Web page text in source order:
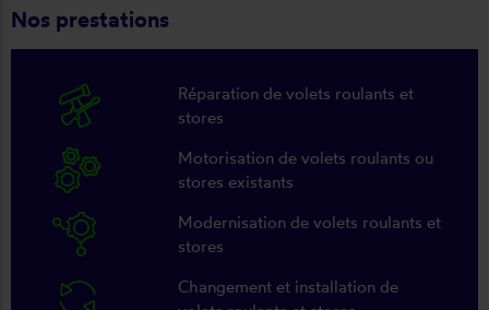
Nos prestations
Réparation de volets roulants et
stores
Motorisation de volets roulants ou
stores existants
Modernisation de volets roulants et
stores
Changement et installation de